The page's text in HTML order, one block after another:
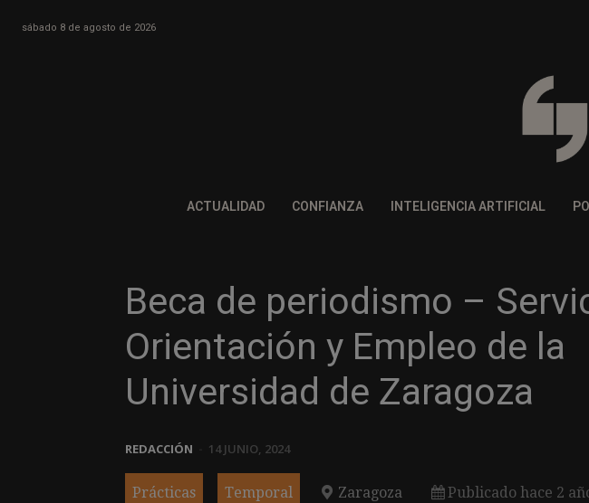
sábado 8 de agosto de 2026
ACTUALIDAD CONFIANZA INTELIGENCIA ARTIFICIAL
Beca de periodismo –
Orientación y Empleo de la
Universidad de Zaragoza
REDACCIÓN 14 JUNIO, 2024
Prácticas Temporal Zaragoza Publicado hace 2